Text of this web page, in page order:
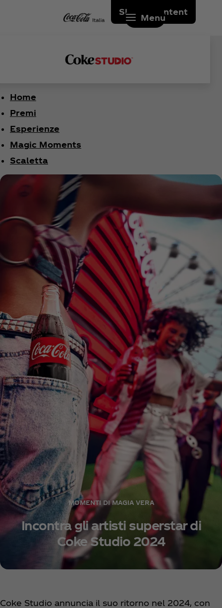
Skip to content
Menu
Home
Premi
Esperienze
Magic Moments
Scaletta
MOMENTI DI MAGIA VERA
Incontra gli artisti superstar di
Coke Studio 2024
Coke Studio annuncia il suo ritorno nel 2024, con